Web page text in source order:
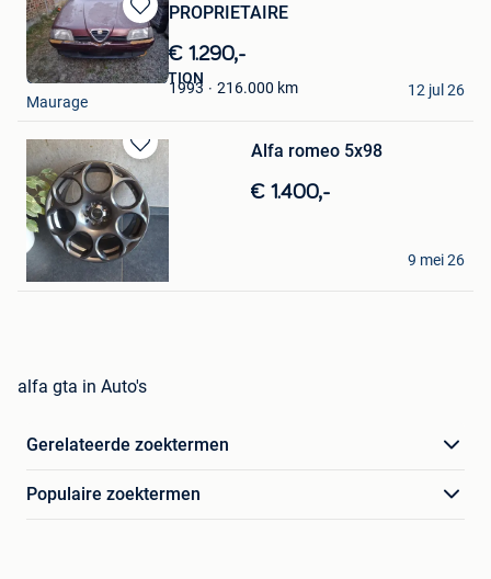
Bewaren
in
Mijn
Favorieten
PROPRIETAIRE
€ 1.290,-
1993 216.000 km
GARAGE GTA SELECTION
Maurage
12 jul 26
Bewaren
in
Mijn
Favorieten
Alfa romeo 5x98
€ 1.400,-
Danny
Erembodegem
9 mei 26
alfa gta in Auto's
Gerelateerde zoektermen
Populaire zoektermen